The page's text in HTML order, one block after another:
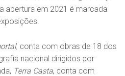
abertura em 2021 é marcada
, conta com obras de 18 dos
nacional dirigidos por
Terra Casta, conta com